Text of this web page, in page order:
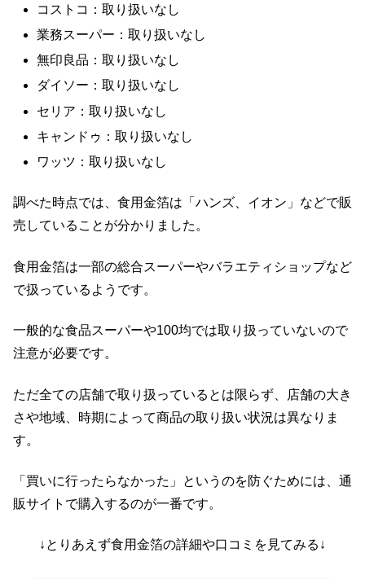
コストコ：取り扱いなし
業務スーパー：取り扱いなし
無印良品：取り扱いなし
ダイソー：取り扱いなし
セリア：取り扱いなし
キャンドゥ：取り扱いなし
ワッツ：取り扱いなし
調べた時点では、食用金箔は「ハンズ、イオン」などで販
売していることが分かりました。
食用金箔は一部の総合スーパーやバラエティショップなど
で扱っているようです。
一般的な食品スーパーや100均では取り扱っていないので
注意が必要です。
ただ全ての店舗で取り扱っているとは限らず、店舗の大き
さや地域、時期によって商品の取り扱い状況は異なりま
す。
「買いに行ったらなかった」というのを防ぐためには、通
販サイトで購入するのが一番です。
↓とりあえず食用金箔の詳細や口コミを見てみる↓